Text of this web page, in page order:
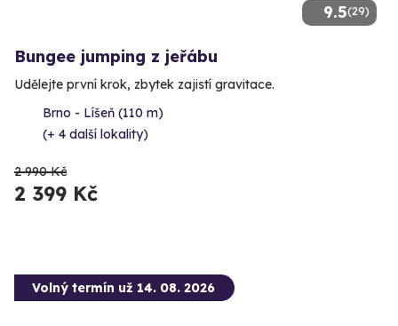
9.5(29)
Bungee jumping z jeřábu
Udělejte první krok, zbytek zajistí gravitace.
Brno - Líšeň (110 m)
(+ 4 další lokality)
2 990 Kč
2 399 Kč
Volný termín už 14. 08. 2026